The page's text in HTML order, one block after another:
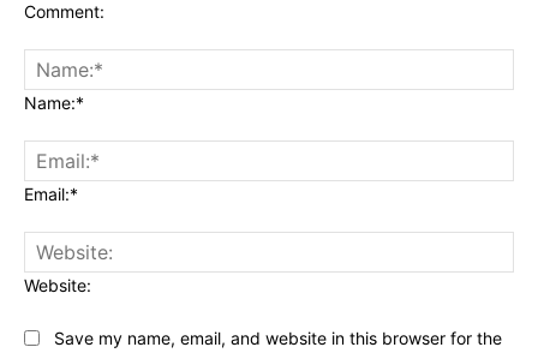
Comment:
Name:*
Email:*
Website:
Save my name, email, and website in this browser for the